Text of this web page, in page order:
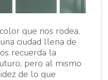
que nos rodea,
ciudad llena de
recuerda la
pero al mismo
de lo que